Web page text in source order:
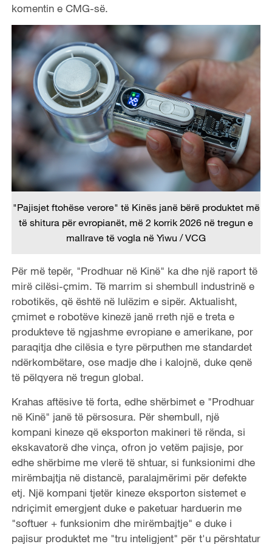
komentin e CMG-së.
"Pajisjet ftohëse verore" të Kinës janë bërë produktet më
të shitura për evropianët, më 2 korrik 2026 në tregun e
mallrave të vogla në Yiwu / VCG
Për më tepër, "Prodhuar në Kinë" ka dhe një raport të
mirë cilësi-çmim. Të marrim si shembull industrinë e
robotikës, që është në lulëzim e sipër. Aktualisht,
çmimet e robotëve kinezë janë rreth një e treta e
produkteve të ngjashme evropiane e amerikane, por
paraqitja dhe cilësia e tyre përputhen me standardet
ndërkombëtare, ose madje dhe i kalojnë, duke qenë
të pëlqyera në tregun global.
Krahas aftësive të forta, edhe shërbimet e "Prodhuar
në Kinë" janë të përsosura. Për shembull, një
kompani kineze që eksporton makineri të rënda, si
ekskavatorë dhe vinça, ofron jo vetëm pajisje, por
edhe shërbime me vlerë të shtuar, si funksionimi dhe
mirëmbajtja në distancë, paralajmërimi për defekte
etj. Një kompani tjetër kineze eksporton sistemet e
ndriçimit emergjent duke e paketuar harduerin me
"softuer + funksionim dhe mirëmbajtje" e duke i
pajisur produktet me "tru inteligjent" për t'u përshtatur